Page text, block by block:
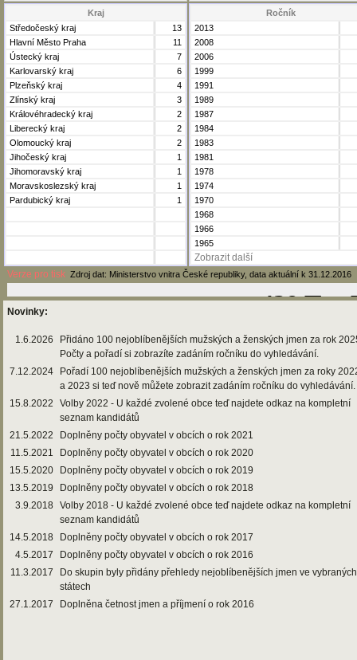
Kraj
Středočeský kraj
13
Hlavní Město Praha
11
Ústecký kraj
7
Karlovarský kraj
6
Plzeňský kraj
4
Zlínský kraj
3
Královéhradecký kraj
2
Liberecký kraj
2
Olomoucký kraj
2
Jihočeský kraj
1
Jihomoravský kraj
1
Moravskoslezský kraj
1
Pardubický kraj
1
Ročník
2013
2008
2006
1999
1991
1989
1987
1984
1983
1981
1978
1974
1970
1968
1966
1965
Zobrazit další
Verze pro tisk Zdroj dat: Ministerstvo vnitra České republiky, data aktuální k 31.12.2016
Novinky:
1.6.2026
Přidáno 100 nejoblíbenějších mužských a ženských jmen za rok
Počty a pořadí si zobrazíte zadáním ročníku do vyhledávání.
7.12.2024
Pořadí 100 nejoblíbenějších mužských a ženských jmen za roky
a 2023 si teď nově můžete zobrazit zadáním ročníku do vyhledávání.
15.8.2022
Volby 2022 - U každé zvolené obce teď najdete odkaz na kompletní
seznam kandidátů
21.5.2022
Doplněny počty obyvatel v obcích o rok 2021
11.5.2021
Doplněny počty obyvatel v obcích o rok 2020
15.5.2020
Doplněny počty obyvatel v obcích o rok 2019
13.5.2019
Doplněny počty obyvatel v obcích o rok 2018
3.9.2018 Volby 2018 - U každé zvolené obce teď najdete odkaz na kompletní
seznam kandidátů
14.5.2018
Doplněny počty obyvatel v obcích o rok 2017
4.5.2017
Doplněny počty obyvatel v obcích o rok 2016
11.3.2017
Do skupin byly přidány přehledy nejoblíbenějších jmen ve vybraných
státech
27.1.2017
Doplněna četnost jmen a příjmení o rok 2016